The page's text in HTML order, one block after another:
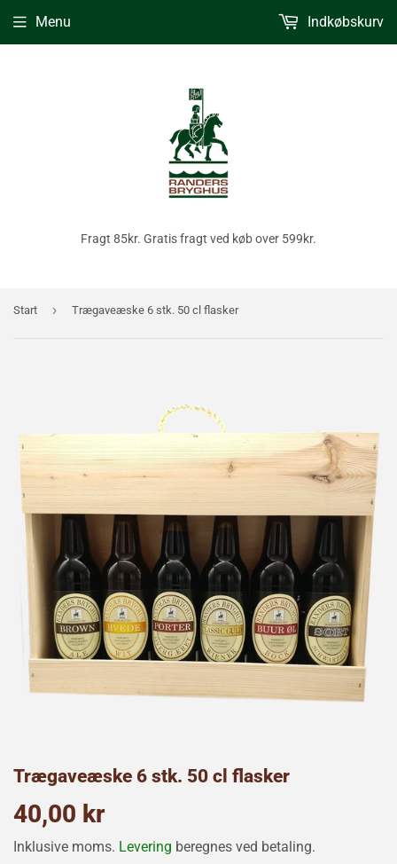
Fragt 85kr. Gratis fragt ved køb over 599kr.
Menu Indkøbskurv
Start › Trægaveæske 6 stk. 50 cl flasker
Trægaveæske 6 stk. 50 cl flasker
40,00 kr
kr
Inklusive moms. Levering beregnes ved betaling.